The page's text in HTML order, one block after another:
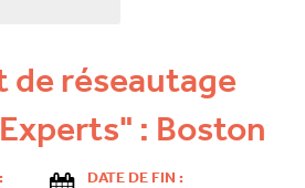
de réseautage
: Boston
DATE DE FIN :